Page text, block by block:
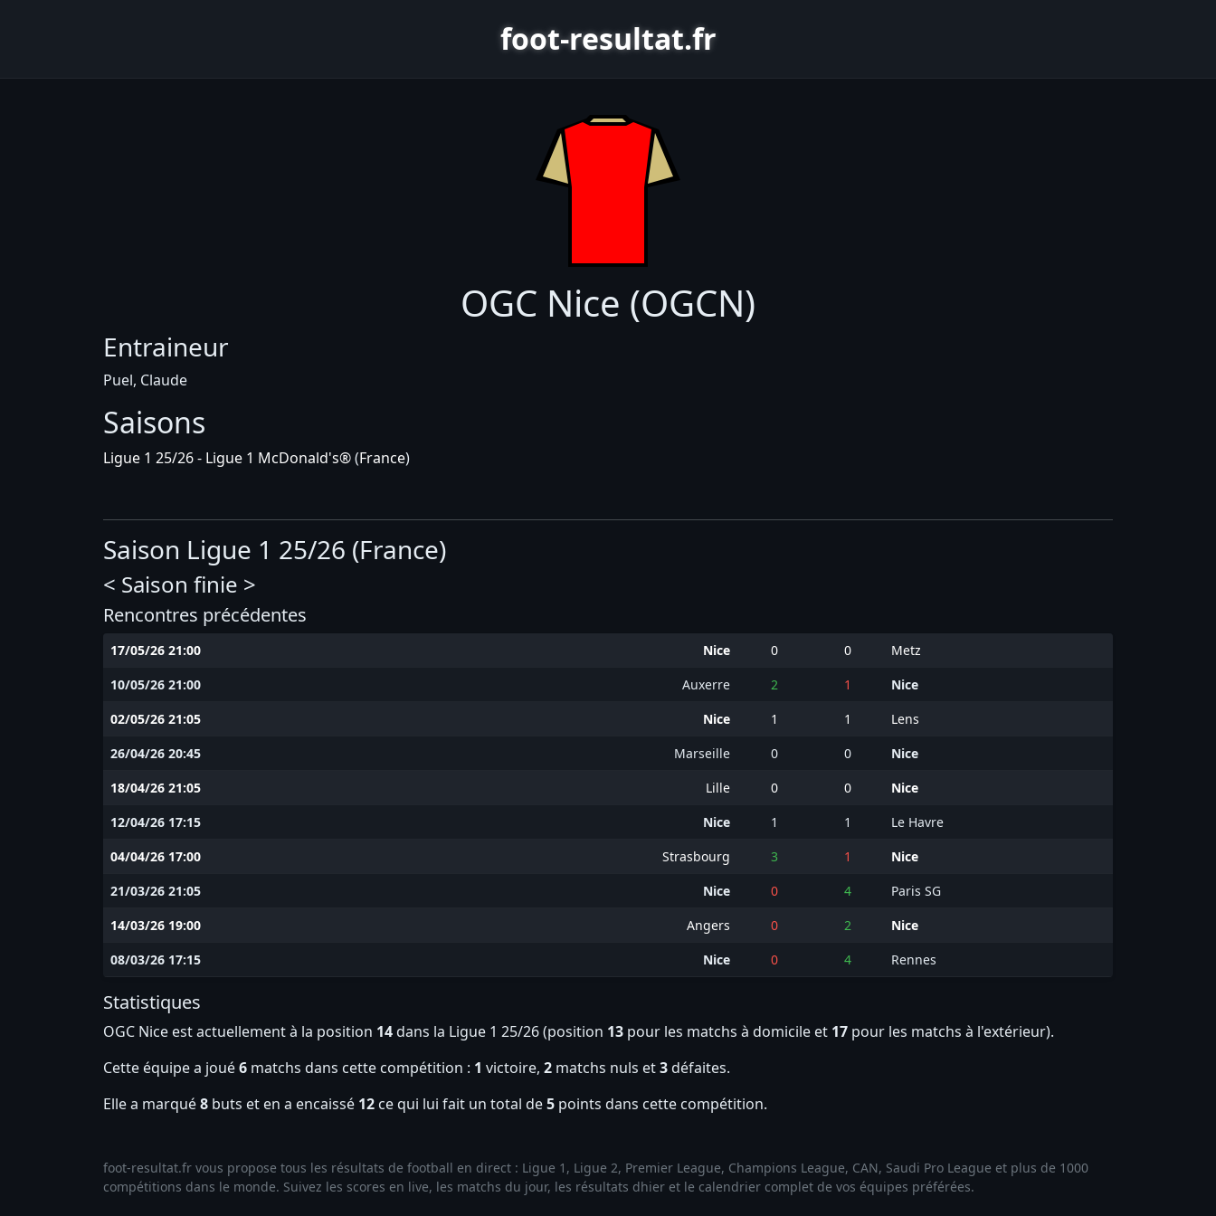
foot-resultat.fr
OGC Nice (OGCN)
Entraineur
Puel, Claude
Saisons
Ligue 1 25/26 - Ligue 1 McDonald's®(France)
Saison Ligue 1 25/26 (France)
< Saison finie >
Rencontres précédentes
17/05/26 21:00 Nice 0 0
Metz
10/05/26 21:00
Auxerre 2 1
Nice
02/05/26 21:05
Nice 1 1
Lens
26/04/26 20:45
Marseille 0 0
Nice
18/04/26 21:05
Lille 0 0
Nice
12/04/26 17:15
Nice 1 1
Le Havre
04/04/26 17:00
Strasbourg 3 1
Nice
21/03/26 21:05
Nice 0 4
Paris SG
14/03/26 19:00
Angers 0 2
Nice
08/03/26 17:15
Nice 0 4 Rennes
Statistiques
OGC Nice est actuellement à la position 14dans la Ligue 1 25/26 (position 13 pour les matchs à domicile et 17 pour les matchs à l'extérieur).
Cette équipe a joué6 matchs dans cette compétition : 1 victoire, 2 matchs nuls et3défaites.
Elle a marqué8 buts et en a encaissé 12 ce qui lui fait un total de5 points dans cette compétition.
foot-resultat.fr vous propose tous les résultats de football en direct : Ligue 1, Ligue 2, Premier League, Champions League, CAN, Saudi Pro League et plus de 1000
compétitions dans le monde. Suivez les scores en live, les matchs du jour, les résultats dhier et le calendrier complet de vos équipes préférées.